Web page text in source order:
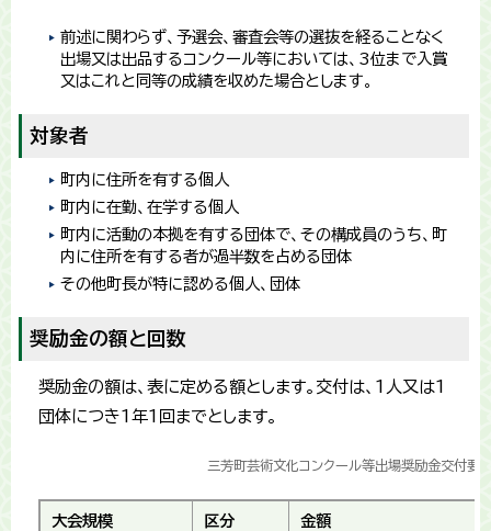
前述に関わらず、予選会、審査会等の選抜を経ることなく
出場又は出品するコンクール等においては、3位まで入賞
又はこれと同等の成績を収めた場合とします。
対象者
町内に住所を有する個人
町内に在勤、在学する個人
町内に活動の本拠を有する団体で、その構成員のうち、町
内に住所を有する者が過半数を占める団体
その他町長が特に認める個人、団体
奨励金の額と回数
奨励金の額は、表に定める額とします。交付は、1人又は1
団体につき1年1回までとします。
三芳町芸術文化コンクール等出場奨励金交付要
大会規模 区分 金額